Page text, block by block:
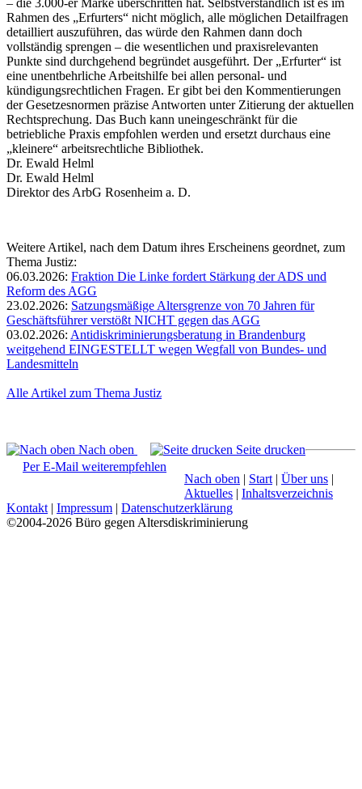
Rahmen des „Erfurters“ nicht möglich, alle möglichen Detailfragen
detailliert auszuführen, das würde den Rahmen dann doch
vollständig sprengen – die wesentlichen und praxisrelevanten
Punkte sind durchgehend begründet ausgeführt. Der „Erfurter“ ist
eine unentbehrliche Arbeitshilfe bei allen personal- und
kündigungsrechtlichen Fragen. Er gibt bei den Kommentierungen
der Gesetzesnormen präzise Antworten unter Zitierung der aktuellen
Rechtsprechung. Das Buch kann uneingeschränkt für die
betriebliche Praxis empfohlen werden und ersetzt durchaus eine
„kleinere“ arbeitsrechtliche Bibliothek.
Dr. Ewald Helml
Dr. Ewald Helml
Direktor des ArbG Rosenheim a. D.
Weitere Artikel, nach dem Datum ihres Erscheinens geordnet, zum
Thema Justiz:
06.03.2026: Fraktion Die Linke fordert Stärkung der ADS und
Reform des AGG
23.02.2026: Satzungsmäßige Altersgrenze von 70 Jahren für
Geschäftsführer verstößt NICHT gegen das AGG
03.02.2026: Antidiskriminierungsberatung in Brandenburg
weitgehend EINGESTELLT wegen Wegfall von Bundes- und
Landesmitteln
Alle Artikel zum Thema Justiz
Nach oben
Seite drucken
Per E-Mail weiterempfehlen
Nach oben | Start | Über uns |
Aktuelles | Inhaltsverzeichnis
Kontakt | Impressum | Datenschutzerklärung
©2004-2026 Büro gegen Altersdiskriminierung